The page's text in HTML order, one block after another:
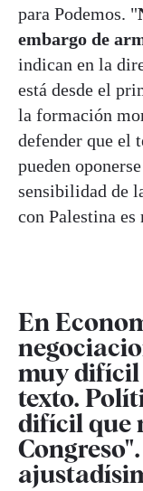
para Podemos. "
embargo de
indican en la
está desde el
la formación
defender que el
pueden
sensibilidad de
con Palestina es
En
muy difícil
texto.
difícil que